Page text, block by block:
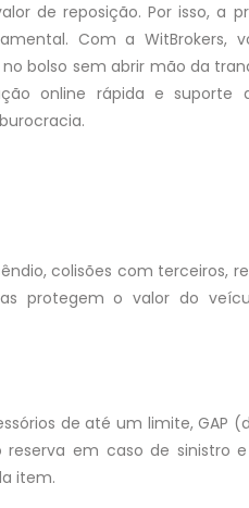
de reposição. Por isso, a
Com a WitBrokers,
bolso sem abrir mão da
online rápida e suporte
colisões com terceiros,
protegem o valor do
de até um limite, GAP
em caso de sinistro
item.